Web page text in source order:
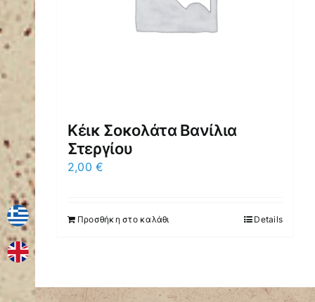
Κέικ Σοκολάτα Βανίλια
Στεργίου
2,00€
Προσθήκη στο καλάθι Details